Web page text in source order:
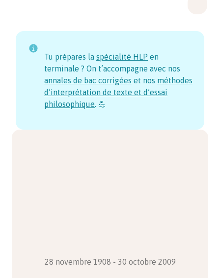
Tu prépares la spécialité HLP en
terminale ? On t’accompagne avec nos
annales de bac corrigées et nos méthodes
d’interprétation de texte et d’essai
philosophique. 💪
28 novembre 1908 - 30 octobre 2009